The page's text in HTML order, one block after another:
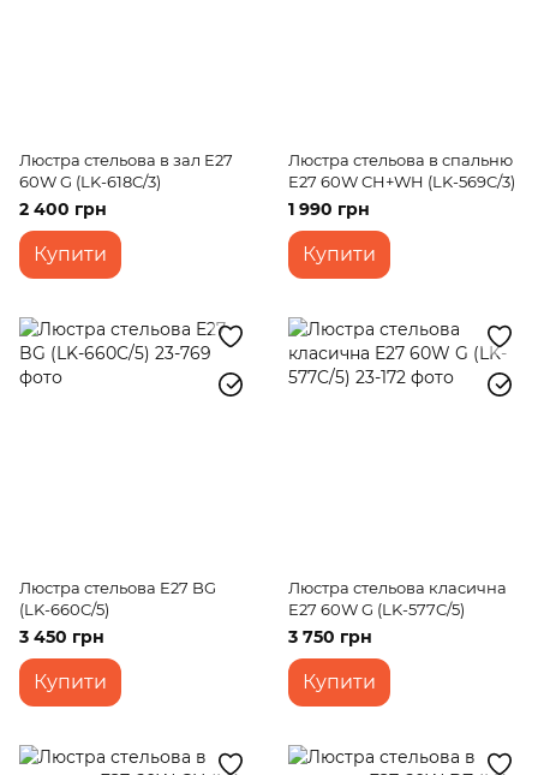
Люстра стельова в зал E27
60W G (LK-618C/3)
2 400 грн
Купити
Люстра стельова в спальню
E27 60W CH+WH (LK-569C/3)
1 990 грн
Купити
Люстра стельова E27 BG
(LK-660C/5)
3 450 грн
Купити
Люстра стельова класична
E27 60W G (LK-577C/5)
3 750 грн
Купити